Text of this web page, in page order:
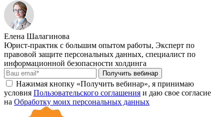
Елена Шалагинова
Юрист-практик с большим опытом работы, Эксперт по
правовой защите персональных данных, специалист по
информационной безопасности холдинга
Получить вебинар
Нажимая кнопку «Получить вебинар», я принимаю
условия Пользовательского соглашения и даю свое согласие
на Обработку моих персональных данных